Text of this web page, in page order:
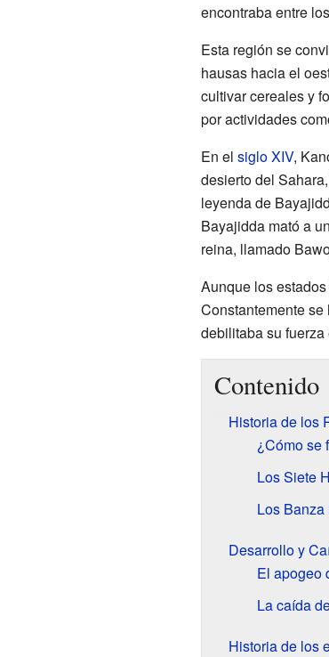
encontraba entre
Esta región se
hausas hacia el
cultivar cereales y
por actividades
En el siglo XIV,
desierto del
leyenda de
Bayajidda mató a
reina, llamado
Aunque los
Constantemente
debilitaba su fuerza
Contenido
Historia de los
¿Cómo se
Los Siete
Los
Desarrollo y
El apogeo
La caída
Historia de los